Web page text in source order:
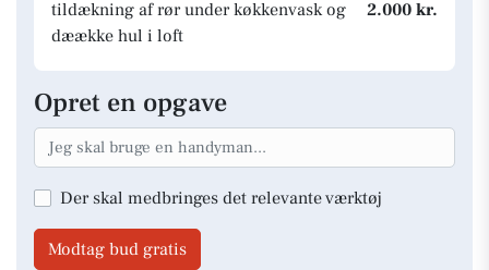
tildækning af rør under køkkenvask og
dæække hul i loft
2.000 kr.
Opret en opgave
Der skal medbringes det relevante værktøj
Modtag bud gratis